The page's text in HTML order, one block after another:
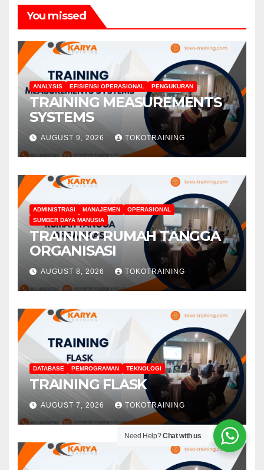
You missed
ANALYSIS EFISIENSI OPERASIONAL PENGUKURAN
TRAINING MEASUREMENTS
SYSTEMS
AUGUST 9, 2026 TOKOTRAINING
ADMINISTRASI MANAJEMEN
OPERASIONAL
SUMBER DAYA MANUSIA
TRAINING RUMAH TANGGA
ORGANISASI
AUGUST 8, 2026 TOKOTRAINING
DATABASE PEMROGRAMAN TEKNOLOGI
TRAINING FLASK
AUGUST 7, 2026 TOKOTRAINING
Need Help?Chat with us